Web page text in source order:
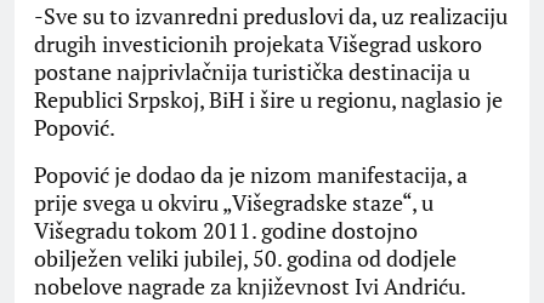
-Sve su to izvanredni preduslovi da, uz realizaciju
drugih investicionih projekata Višegrad uskoro
postane najprivlačnija turistička destinacija u
Republici Srpskoj, BiH i šire u regionu, naglasio je
Popović.
Popović je dodao da je nizom manifestacija, a
prije svega u okviru „Višegradske staze“, u
Višegradu tokom 2011. godine dostojno
obilježen veliki jubilej, 50. godina od dodjele
nobelove nagrade za književnost Ivi Andriću.